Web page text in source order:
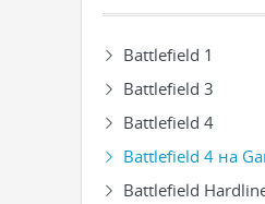
Battlefield 1
Battlefield 3
Battlefield 4
Battlefield 4 на
Battlefield